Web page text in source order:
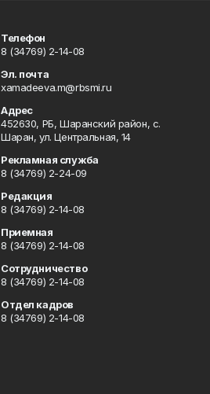
Телефон
8 (34769) 2-14-08
Эл. почта
xamadeeva.m@rbsmi.ru
Адрес
452630, РБ, Шаранский район, с.
Шаран, ул. Центральная, 14
Рекламная служба
8 (34769) 2-24-09
Редакция
8 (34769) 2-14-08
Приемная
8 (34769) 2-14-08
Сотрудничество
8 (34769) 2-14-08
Отдел кадров
8 (34769) 2-14-08